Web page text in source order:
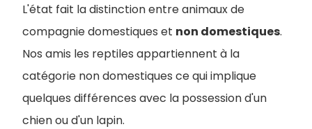
L'état fait la distinction entre animaux de
compagnie domestiques et non domestiques.
Nos amis les reptiles appartiennent à la
catégorie non domestiques ce qui implique
quelques différences avec la possession d'un
chien ou d'un lapin.